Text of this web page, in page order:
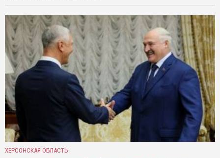
ХЕРСОНСКАЯ ОБЛАСТЬ